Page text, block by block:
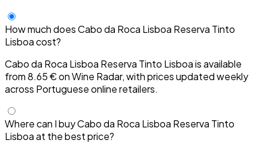
How much does Cabo da Roca Lisboa Reserva Tinto
Lisboa cost?
Cabo da Roca Lisboa Reserva Tinto Lisboa is available
from 8.65 € on Wine Radar, with prices updated weekly
across Portuguese online retailers.
Where can I buy Cabo da Roca Lisboa Reserva Tinto
Lisboa at the best price?